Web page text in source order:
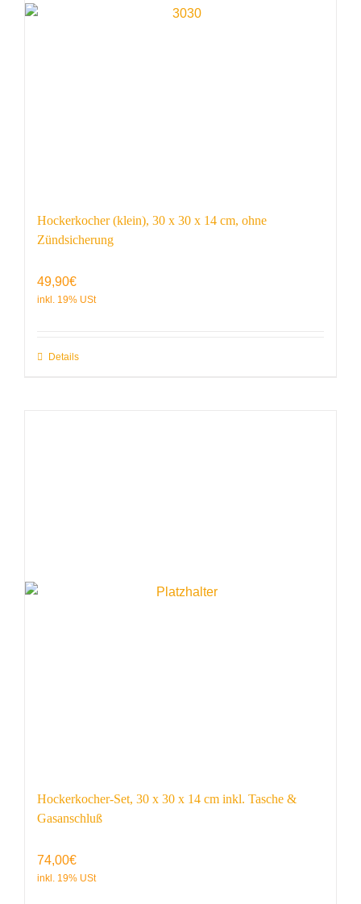
Hockerkocher (klein), 30 x 30 x 14 cm, ohne
Zündsicherung
49,90€
Details
Hockerkocher-Set, 30 x 30 x 14 cm inkl. Tasche &
Gasanschluß
74,00€